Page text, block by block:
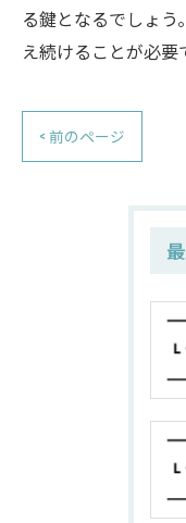
る鍵となるでしょ
え続けることが必要
< 前のページ